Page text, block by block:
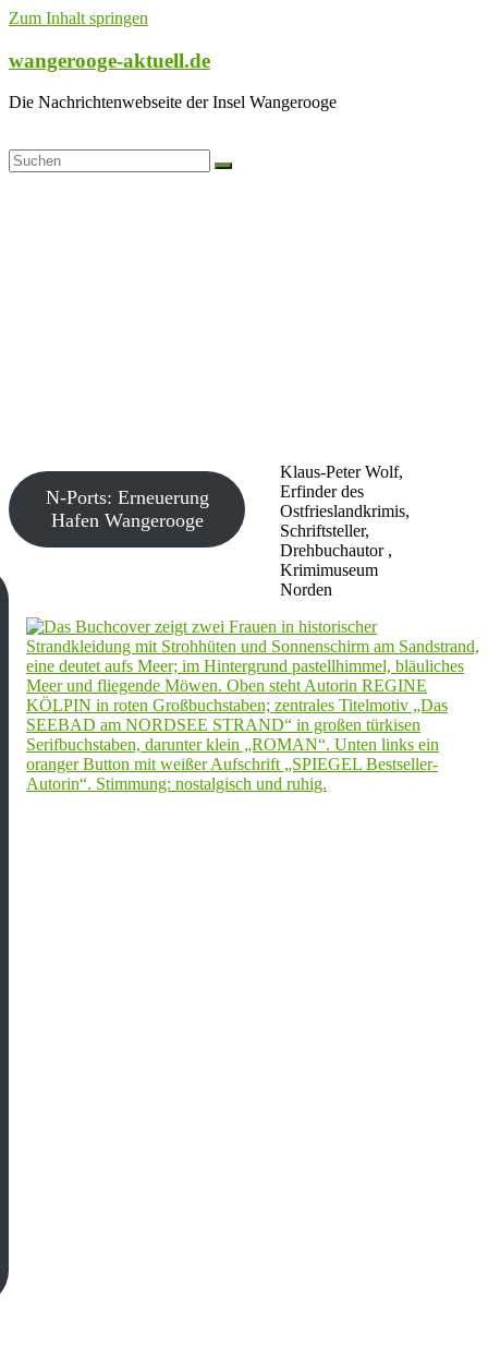
Zum Inhalt springen
wangerooge-aktuell.de
Die Nachrichtenwebseite der Insel Wangerooge
Klaus-Peter Wolf,
Erfinder des
Ostfrieslandkrimis,
Schriftsteller,
Drehbuchautor ,
Krimimuseum
Norden
N-Ports: Erneuerung
Hafen Wangerooge